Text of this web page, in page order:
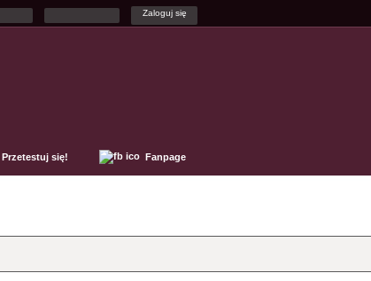
Przetestuj się! Fanpage